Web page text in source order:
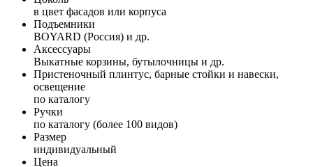
в цвет фасадов или корпуса
Подъемники
BOYARD (Россия) и др.
Аксессуары
Выкатные корзины, бутылочницы и др.
Пристеночный плинтус, барные стойки и навески,
освещение
по каталогу
Ручки
по каталогу (более 100 видов)
Размер
индивидуальный
Цена